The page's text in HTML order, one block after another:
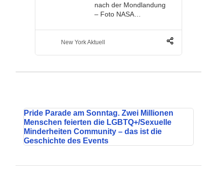
nach der Mondlandung
– Foto NASA…
New York Aktuell
Pride Parade am Sonntag. Zwei Millionen
Menschen feierten die LGBTQ+/Sexuelle
Minderheiten Community – das ist die
Geschichte des Events